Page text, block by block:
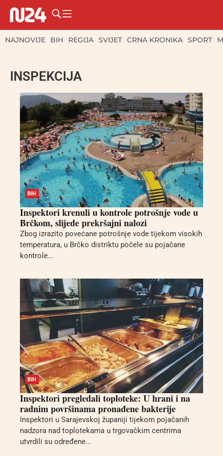
NAJNOVIJE BIH REGIJA SVIJET CRNA KRONIKA SPORT
INSPEKCIJA
BIH
Inspektori krenuli u kontrole potrošnje vode u
Brčkom, slijede prekršajni nalozi
Zbog izrazito povećane potrošnje vode tijekom visokih
temperatura, u Brčko distriktu počele su pojačane
kontrole...
BIH
Inspektori pregledali toploteke: U hrani i na
radnim površinama pronađene bakterije
Inspektori u Sarajevskoj županiji tijekom pojačanih
nadzora nad toplotekama u trgovačkim centrima
utvrdili su određene...